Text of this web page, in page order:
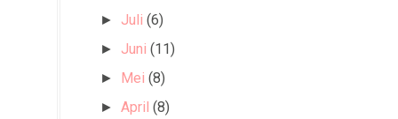
► Juli (6)
► Juni (11)
► Mei (8)
►April (8)